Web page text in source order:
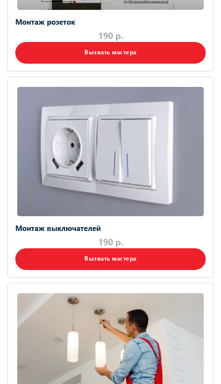
Монтаж розеток
190 р.
Вызвать мастера
Монтаж выключателей
190 р.
Вызвать мастера